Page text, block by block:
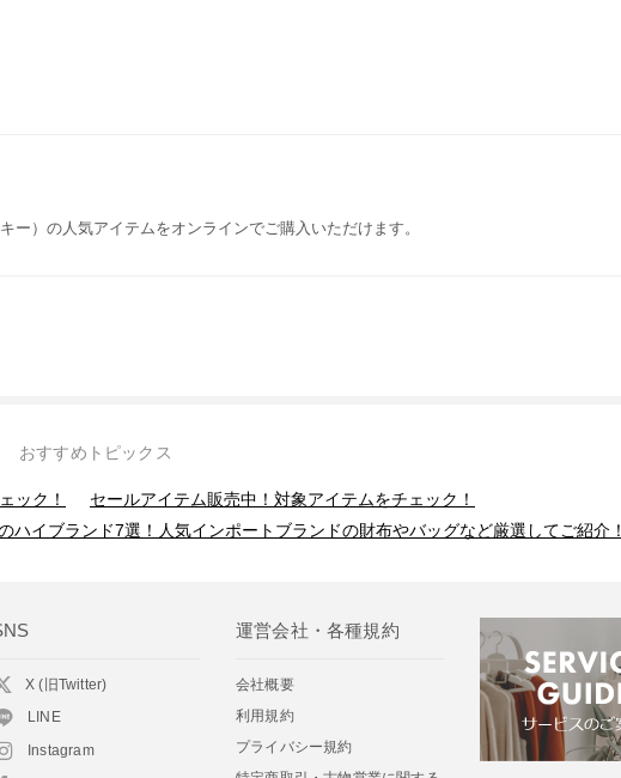
ー）の人気アイテムをオンラインでご購入いただけます。
おすすめトピックス
ック！
セールアイテム販売中！対象アイテムをチェック！
ハイブランド7選！人気インポートブランドの財布やバッグなど厳選してご紹介！
X (旧Twitter)
LINE
Instagram
運営会社・各種規約
会社概要
利用規約
プライバシー規約